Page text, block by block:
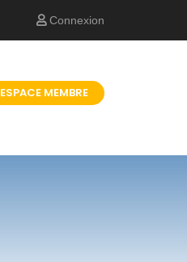
Connexion
ESPACE MEMBRE